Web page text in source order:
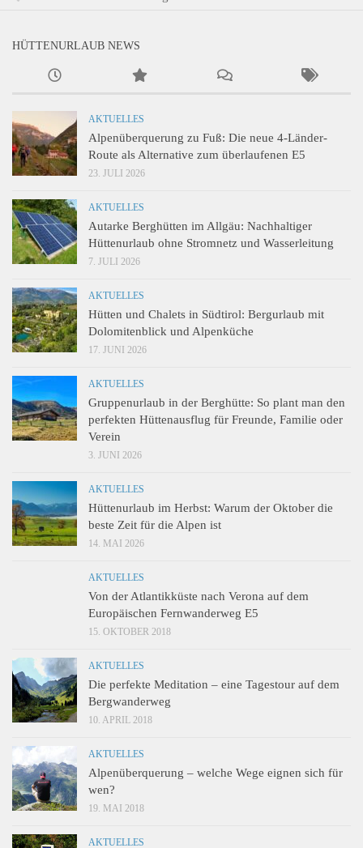
HÜTTENURLAUB NEWS
AKTUELLES
Alpenüberquerung zu Fuß: Die neue 4-Länder-
Route als Alternative zum überlaufenen E5
23. JULI 2026
AKTUELLES
Autarke Berghütten im Allgäu: Nachhaltiger
Hüttenurlaub ohne Stromnetz und Wasserleitung
7. JULI 2026
AKTUELLES
Hütten und Chalets in Südtirol: Bergurlaub mit
Dolomitenblick und Alpenküche
17. JUNI 2026
AKTUELLES
Gruppenurlaub in der Berghütte: So plant man den
perfekten Hüttenausflug für Freunde, Familie oder
Verein
3. JUNI 2026
AKTUELLES
Hüttenurlaub im Herbst: Warum der Oktober die
beste Zeit für die Alpen ist
14. MAI 2026
AKTUELLES
Von der Atlantikküste nach Verona auf dem
Europäischen Fernwanderweg E5
15. OKTOBER 2018
AKTUELLES
Die perfekte Meditation – eine Tagestour auf dem
Bergwanderweg
10. APRIL 2018
AKTUELLES
Alpenüberquerung – welche Wege eignen sich für
wen?
19. MAI 2018
AKTUELLES